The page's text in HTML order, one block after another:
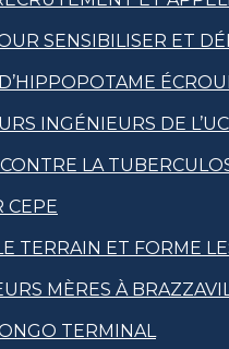
SENSIBILISER ET
INGÉNIEURS DE
LA
CEPE
TERRAIN ET FORME
MÈRES À
TERMINAL